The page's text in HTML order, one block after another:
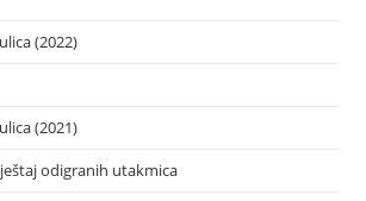
(2022)
(2021)
odigranih utakmica